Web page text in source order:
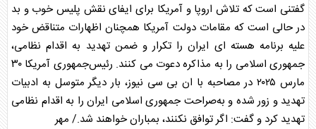
گفتنی است که تلاش اروپا و آمریکا برای ایفای نقش پلیس خوب و بد
در حالی است که مقامات دولت آمریکا همچنان اظهارات متناقض خود
علیه برنامه هسته ای ایرانرا تکرار و ضمن تهدید به اقدام نظامی،
جمهوری اسلامی را به مذاکره دعوت می کنند. رئیس‌جمهوری آمریکا ۳۰
مارس ۲۰۲۵ در مصاحبه با ان بی سی نیوز، بار دیگر متوسل به ادبیات
تهدید و زور شده و به‌صراحت جمهوری اسلامی ایران را به اقدام نظامی
تهدید کرد و گفت: اگر توافق نکنند، بمباران خواهند شد./ مهر